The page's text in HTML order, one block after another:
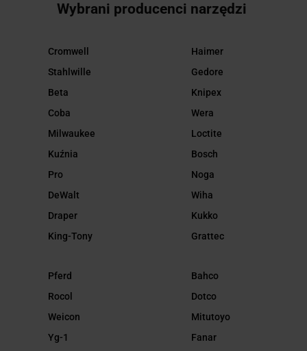
Wybrani producenci narzędzi
Cromwell
Stahlwille
Beta
Coba
Milwaukee
Kuźnia
Pro
DeWalt
Draper
King-Tony
Haimer
Gedore
Knipex
Wera
Loctite
Bosch
Noga
Wiha
Kukko
Grattec
Pferd
Rocol
Weicon
Yg-1
Bahco
Dotco
Mitutoyo
Fanar